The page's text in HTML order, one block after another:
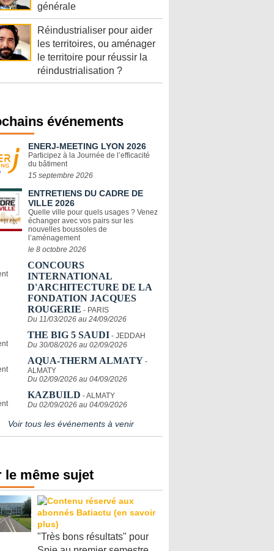
générale
Réindustrialiser pour aider
les territoires, ou aménager
le territoire pour réussir la
réindustrialisation ?
événements
ENERJ-MEETING LYON 2026
Participez à la Journée de l’efficacité
du bâtiment
15 septembre 2026
ENTRETIENS DU CADRE DE
VILLE 2026
Quelle ville pour quels usages ? Venez
échanger avec vos pairs sur les
nouvelles boussoles de
l’aménagement
le 8 octobre 2026
CONCOURS
INTERNATIONAL
D'ARCHITECTURE DE LA
FONDATION JACQUES
ROUGERIE - PARIS
Du 11/03/2026 au 24/09/2026
THE BIG 5 SAUDI - JEDDAH
Du 30/08/2026 au 02/09/2026
AQUA-THERM ALMATY -
ALMATY
Du 02/09/2026 au 04/09/2026
KAZBUILD - ALMATY
Du 02/09/2026 au 04/09/2026
Voir tous les événements à venir
le même sujet
"Très bons résultats" pour